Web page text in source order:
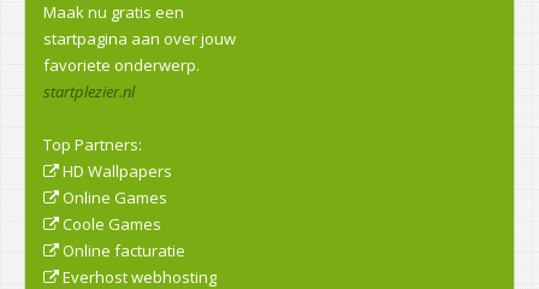
Maak nu gratis een
startpagina aan over jouw
favoriete onderwerp.
startplezier.nl
Top Partners:
HD Wallpapers
Online Games
Coole Games
Online facturatie
Everhost webhosting